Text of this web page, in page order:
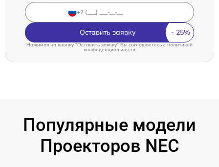
Оставить заявку
Нажимая на кнопку "Оставить заявку" Вы соглашаетесь cполитикой
конфиденциальности
Популярные модели
Проекторов NEC